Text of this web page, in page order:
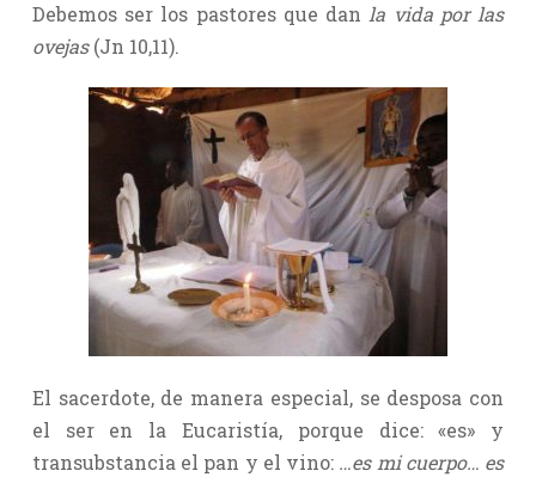
Debemos ser los pastores que dan la vida por las
ovejas(Jn 10,11).
El sacerdote, de manera especial, se desposa con
el ser en la Eucaristía, porque dice: «es» y
transubstancia el pan y el vino: …es mi cuerpo… es